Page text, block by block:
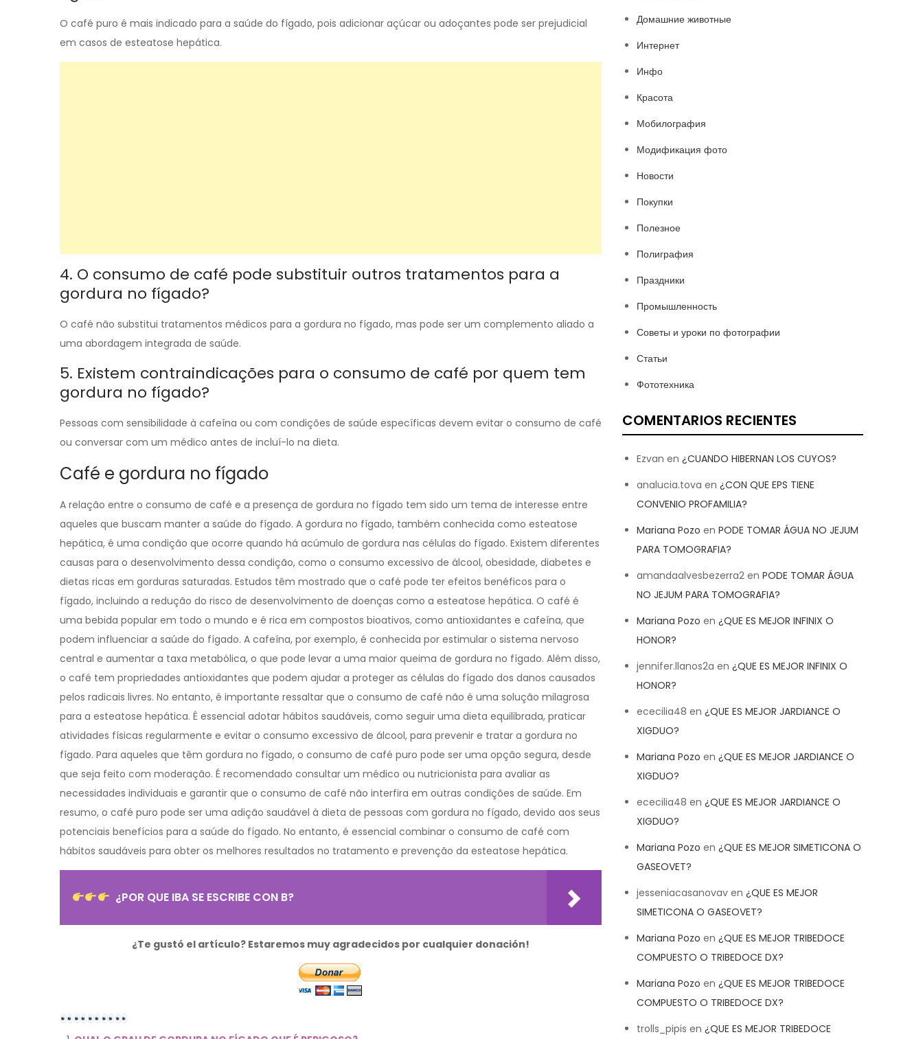
O café puro é mais indicado para a saúde do fígado, pois adicionar açúcar ou adoçantes pode ser prejudicial
em casos de esteatose hepática.
4. O consumo de café pode substituir outros tratamentos para a
gordura no fígado?
O café não substitui tratamentos médicos para a gordura no fígado, mas pode ser um complemento aliado a
uma abordagem integrada de saúde.
5. Existem contraindicações para o consumo de café por quem tem
gordura no fígado?
Pessoas com sensibilidade à cafeína ou com condições de saúde específicas devem evitar o consumo de café
ou conversar com um médico antes de incluí-lo na dieta.
Café e gordura no fígado
A relação entre o consumo de café e a presença de gordura no fígado tem sido um tema de interesse entre
aqueles que buscam manter a saúde do fígado. A gordura no fígado, também conhecida como esteatose
hepática, é uma condição que ocorre quando há acúmulo de gordura nas células do fígado. Existem diferentes
causas para o desenvolvimento dessa condição, como o consumo excessivo de álcool, obesidade, diabetes e
dietas ricas em gorduras saturadas. Estudos têm mostrado que o café pode ter efeitos benéficos para o
fígado, incluindo a redução do risco de desenvolvimento de doenças como a esteatose hepática. O café é
uma bebida popular em todo o mundo e é rica em compostos bioativos, como antioxidantes e cafeína, que
podem influenciar a saúde do fígado. A cafeína, por exemplo, é conhecida por estimular o sistema nervoso
central e aumentar a taxa metabólica, o que pode levar a uma maior queima de gordura no fígado. Além disso,
o café tem propriedades antioxidantes que podem ajudar a proteger as células do fígado dos danos causados
pelos radicais livres. No entanto, é importante ressaltar que o consumo de café não é uma solução milagrosa
para a esteatose hepática. É essencial adotar hábitos saudáveis, como seguir uma dieta equilibrada, praticar
atividades físicas regularmente e evitar o consumo excessivo de álcool, para prevenir e tratar a gordura no
fígado. Para aqueles que têm gordura no fígado, o consumo de café puro pode ser uma opção segura, desde
que seja feito com moderação. É recomendado consultar um médico ou nutricionista para avaliar as
necessidades individuais e garantir que o consumo de café não interfira em outras condições de saúde. Em
resumo, o café puro pode ser uma adição saudável à dieta de pessoas com gordura no fígado, devido aos seus
potenciais benefícios para a saúde do fígado. No entanto, é essencial combinar o consumo de café com
hábitos saudáveis para obter os melhores resultados no tratamento e prevenção da esteatose hepática.
¿POR QUE IBA SE ESCRIBE CON B?
¿Te gustó el artículo? Estaremos muy agradecidos por cualquier donación!
Домашние животные
Интернет
Инфо
Красота
Мобилография
Модификация фото
Новости
Покупки
Полезное
Полиграфия
Праздники
Промышленность
Советы и уроки по фотографии
Статьи
Фототехника
COMENTARIOS RECIENTES
Ezvan en ¿CUANDO HIBERNAN LOS CUYOS?
analucia.tova en ¿CON QUE EPS TIENE
CONVENIO PROFAMILIA?
Mariana Pozo en PODE TOMAR ÁGUA NO JEJUM
PARA TOMOGRAFIA?
amandaalvesbezerra2 en PODE TOMAR ÁGUA
NO JEJUM PARA TOMOGRAFIA?
Mariana Pozo en ¿QUE ES MEJOR INFINIX O
HONOR?
jennifer.llanos2a en ¿QUE ES MEJOR INFINIX O
HONOR?
ececilia48 en ¿QUE ES MEJOR JARDIANCE O
XIGDUO?
Mariana Pozo en ¿QUE ES MEJOR JARDIANCE O
XIGDUO?
ececilia48 en ¿QUE ES MEJOR JARDIANCE O
XIGDUO?
Mariana Pozo en ¿QUE ES MEJOR SIMETICONA O
GASEOVET?
jesseniacasanovav en ¿QUE ES MEJOR
SIMETICONA O GASEOVET?
Mariana Pozo en ¿QUE ES MEJOR TRIBEDOCE
COMPUESTO O TRIBEDOCE DX?
Mariana Pozo en ¿QUE ES MEJOR TRIBEDOCE
COMPUESTO O TRIBEDOCE DX?
trolls_pipis en ¿QUE ES MEJOR TRIBEDOCE